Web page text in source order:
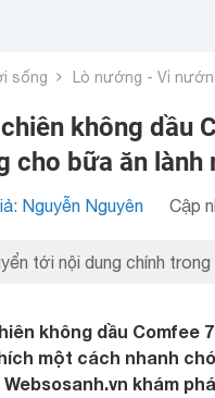
sống Lò nướng - Vỉ
không dầu
cho bữa ăn lành
Nguyễn Nguyên Cập
tới nội dung chính trong
không dầu Comfee
một cách nhanh
Websosanh.vn khám